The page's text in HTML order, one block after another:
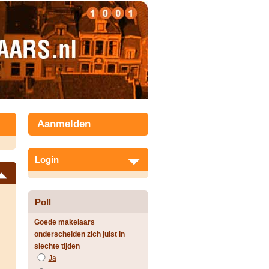
Aanmelden
Login
Poll
Goede makelaars
onderscheiden zich juist in
slechte tijden
Ja